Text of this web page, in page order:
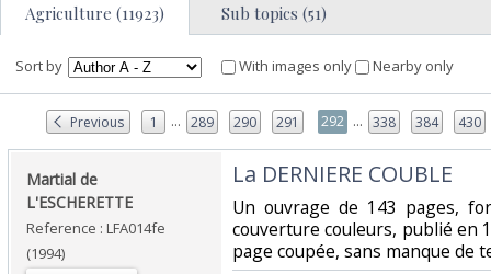
Agriculture (11923) Sub topics (51)
Sort by With images only Nearby only
Previous 1 ... 289 290 291 292 ... 338 384 430
‎Martial de
L'ESCHERETTE‎
Reference : LFA014fe
(1994)
‎La DERNIERE COUBLE‎
‎Un ouvrage de 143 pages,
couverture couleurs, publié en
page coupée, sans manque de